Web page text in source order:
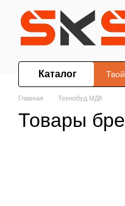
Перейти к основному
Каталог
Главная Технобуд МДК
Товары